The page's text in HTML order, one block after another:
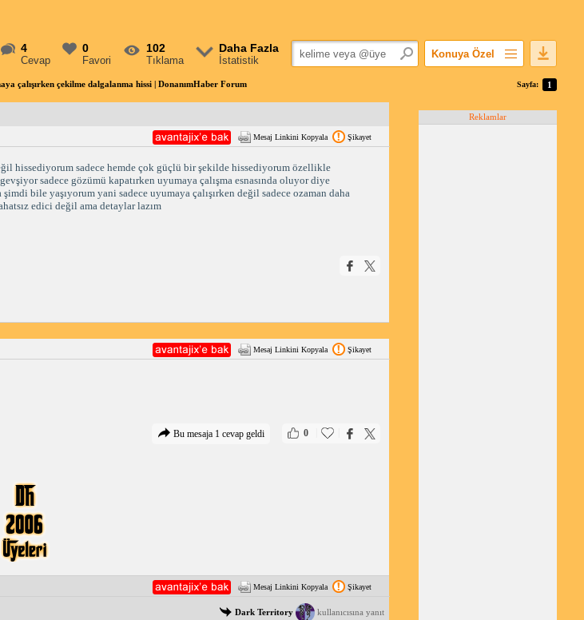
4
Cevap
0
Favori
102
Tıklama
Daha Fazla
İstatistik
Konuya Özel
Popüler Mesajlar
çalışırken çekilme dalgalanma hissi | DonanımHaber Forum Sayfa: 1
Mesaj Linkini Kopyala Şikayet
hissediyorum sadece hemde çok güçlü bir şekilde hissediyorum özellikle
sadece gözümü kapatırken uyumaya çalışma esnasında oluyor diye
bile yaşıyorum yani sadece uyumaya çalışırken değil sadece ozaman daha
edici değil ama detaylar lazım
Mesaj Linkini Kopyala Şikayet
0
Bu mesaja 1 cevap geldi
Mesaj Linkini Kopyala Şikayet
Dark Territory kullanıcısına yanıt
Reklamlar